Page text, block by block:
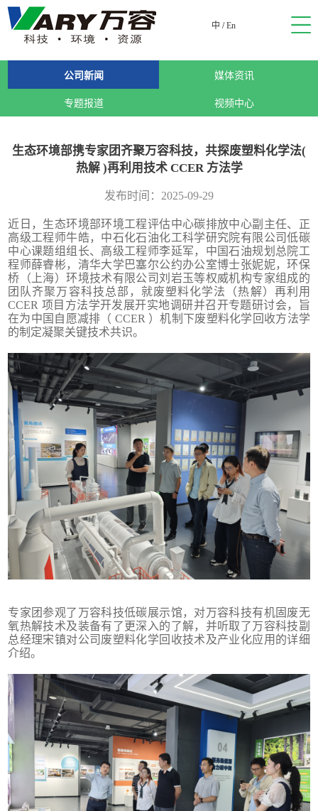
中 /En
公司新闻 媒体资讯
专题报道 视频中心
生态环境部携专家团齐聚万容科技，共探废塑料化学法(
热解 )再利用技术 CCER 方法学
发布时间：2025-09-29
近日，生态环境部环境工程评估中心碳排放中心副主任、正
高级工程师牛皓，中石化石油化工科学研究院有限公司低碳
中心课题组组长、高级工程师李延军，中国石油规划总院工
程师薛睿彬，清华大学巴塞尔公约办公室博士张妮妮，环保
桥（上海）环境技术有限公司刘岩玉等权威机构专家组成的
团队齐聚万容科技总部，就废塑料化学法（热解）再利用
CCER 项目方法学开发展开实地调研并召开专题研讨会，旨
在为中国自愿减排（ CCER ）机制下废塑料化学回收方法学
的制定凝聚关键技术共识。
专家团参观了万容科技低碳展示馆，对万容科技有机固废无
氧热解技术及装备有了更深入的了解，并听取了万容科技副
总经理宋镇对公司废塑料化学回收技术及产业化应用的详细
介绍。